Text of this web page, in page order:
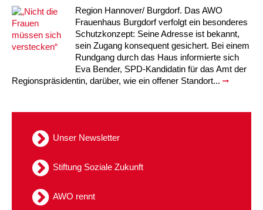
Region Hannover/ Burgdorf. Das AWO
Frauenhaus Burgdorf verfolgt ein besonderes
Schutzkonzept: Seine Adresse ist bekannt,
sein Zugang konsequent gesichert. Bei einem
Rundgang durch das Haus informierte sich
Eva Bender, SPD-Kandidatin für das Amt der
Regionspräsidentin, darüber, wie ein offener Standort...
Unser Newsletter
Stiftung Soziale Zukunft
AWO rennt